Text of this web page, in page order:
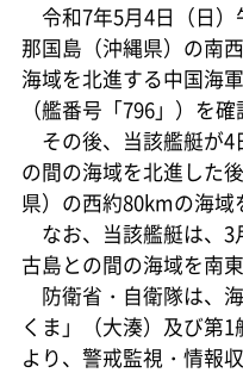
令和7年5月4日（日）
那国島（沖縄県）の南
海域を北進する中国海
（艦番号「796」）を確
その後、当該艦艇が4
の間の海域を北進した
県）の西約80kmの海域
なお、当該艦艇は、3
古島との間の海域を南
防衛省・自衛隊は、
くま」（大湊）及び第
より、警戒監視・情報